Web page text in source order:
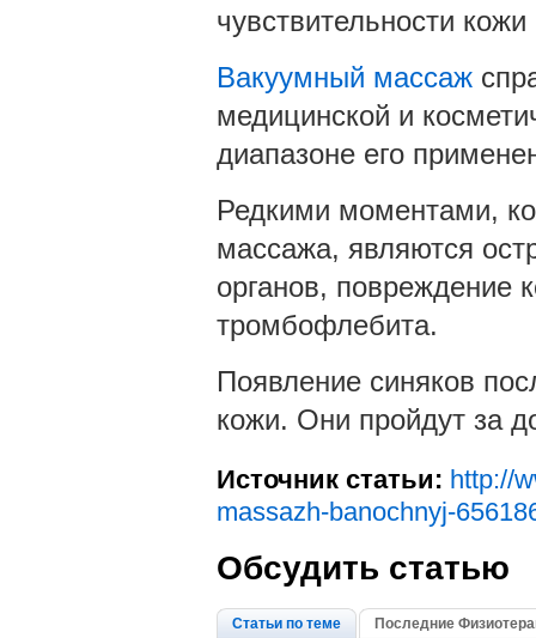
чувствительности
Вакуумный массаж
медицинской и
диапазоне его
Редкими моментами,
массажа, являются
органов, повреждение
тромбофлебита.
Появление синяков
кожи. Они пройдут за
Источник статьи: http://
massazh-banochnyj-
Обсудить статью
Статьи по теме Последние